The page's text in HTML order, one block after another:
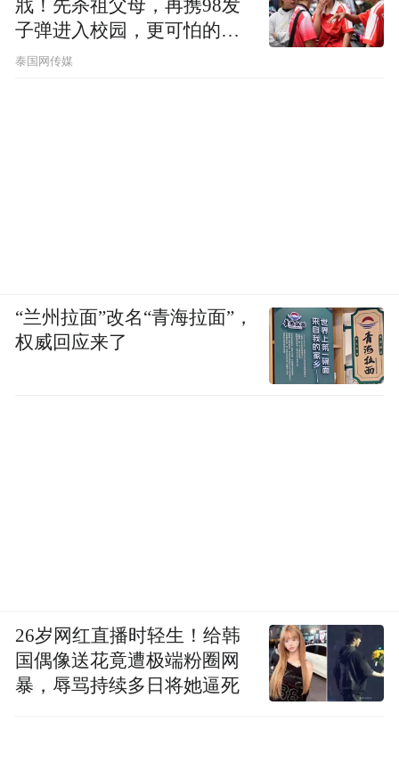
戕！先杀祖父母，再携98发
子弹进入校园，更可怕的细
节公布了
泰国网传媒
“兰州拉面”改名“青海拉面”，
权威回应来了
26岁网红直播时轻生！给韩
国偶像送花竟遭极端粉圈网
暴，辱骂持续多日将她逼死